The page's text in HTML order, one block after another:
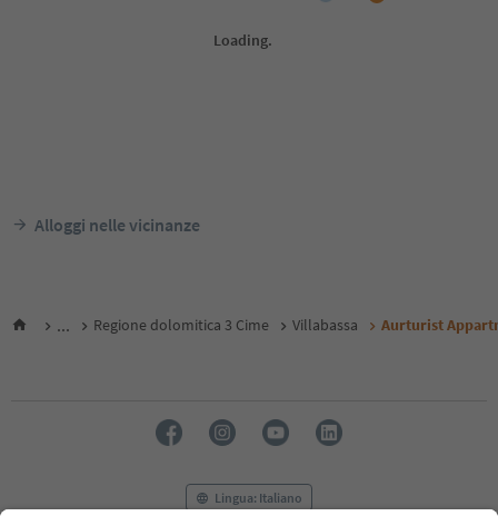
Alloggi nelle vicinanze
... Regione dolomitica 3 Cime Villabassa Aurturist
Lingua: Italiano